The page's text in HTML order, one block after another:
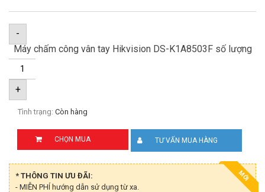
-
Máy chấm công vân tay Hikvision DS-K1A8503F số lượng
+
Tình trạng: Còn hàng
CHỌN MUA TƯ VẤN MUA HÀNG
MỚI
* THÔNG TIN ƯU ĐÃI:
- MIỄN PHÍ hướng dẫn sử dụng từ xa.